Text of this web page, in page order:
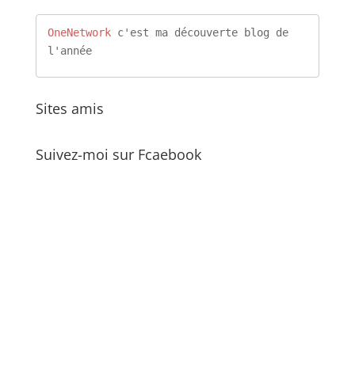
OneNetwork c'est ma découverte blog de
l'année
Sites amis
Suivez-moi sur Fcaebook